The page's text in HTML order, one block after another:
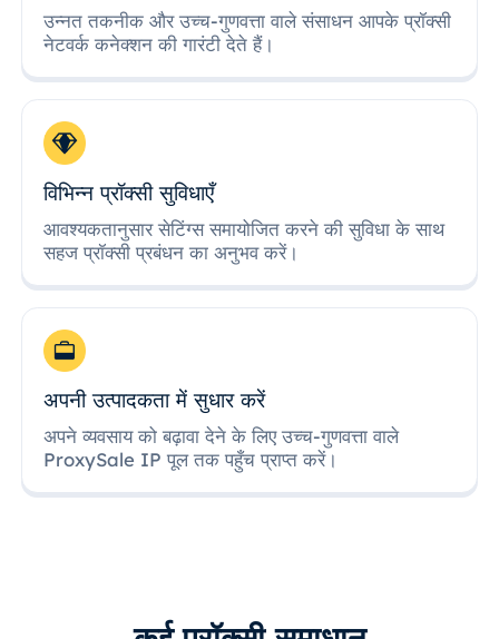
उन्नत तकनीक और उच्च-गुणवत्ता वाले संसाधन आपके प्रॉक्सी
नेटवर्क कनेक्शन की गारंटी देते हैं।
विभिन्न प्रॉक्सी सुविधाएँ
आवश्यकतानुसार सेटिंग्स समायोजित करने की सुविधा के साथ
सहज प्रॉक्सी प्रबंधन का अनुभव करें।
अपनी उत्पादकता में सुधार करें
अपने व्यवसाय को बढ़ावा देने के लिए उच्च-गुणवत्ता वाले
ProxySale IP पूल तक पहुँच प्राप्त करें।